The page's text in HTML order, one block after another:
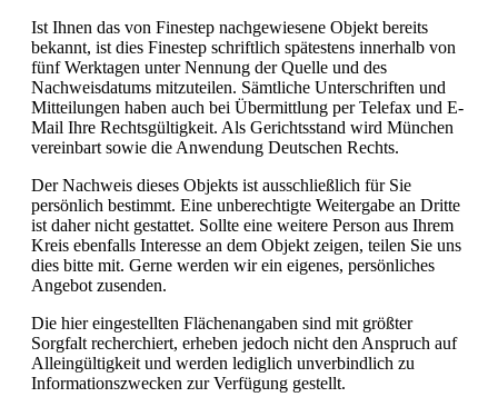
Ist Ihnen das von Finestep nachgewiesene Objekt bereits
bekannt, ist dies Finestep schriftlich spätestens innerhalb von
fünf Werktagen unter Nennung der Quelle und des
Nachweisdatums mitzuteilen. Sämtliche Unterschriften und
Mitteilungen haben auch bei Übermittlung per Telefax und E-
Mail Ihre Rechtsgültigkeit. Als Gerichtsstand wird München
vereinbart sowie die Anwendung Deutschen Rechts.
Der Nachweis dieses Objekts ist ausschließlich für Sie
persönlich bestimmt. Eine unberechtigte Weitergabe an Dritte
ist daher nicht gestattet. Sollte eine weitere Person aus Ihrem
Kreis ebenfalls Interesse an dem Objekt zeigen, teilen Sie uns
dies bitte mit. Gerne werden wir ein eigenes, persönliches
Angebot zusenden.
Die hier eingestellten Flächenangaben sind mit größter
Sorgfalt recherchiert, erheben jedoch nicht den Anspruch auf
Alleingültigkeit und werden lediglich unverbindlich zu
Informationszwecken zur Verfügung gestellt.